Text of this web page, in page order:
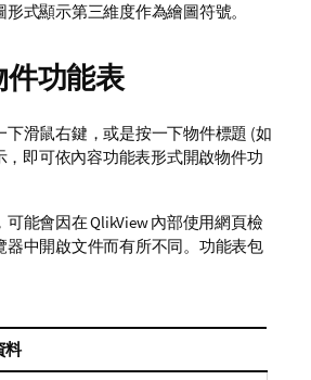
式顯示第三維度作為繪圖符號。
功能表
下滑鼠右鍵，或是按一下物件標題 (如
，即可依內容功能表形式開啟物件功
能會因在 QlikView 內部使用網頁檢
器中開啟文件而有所不同。功能表包
料